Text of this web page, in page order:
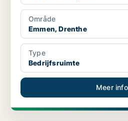
Område
Emmen, Drenthe
Type
Bedrijfsruimte
Meer info